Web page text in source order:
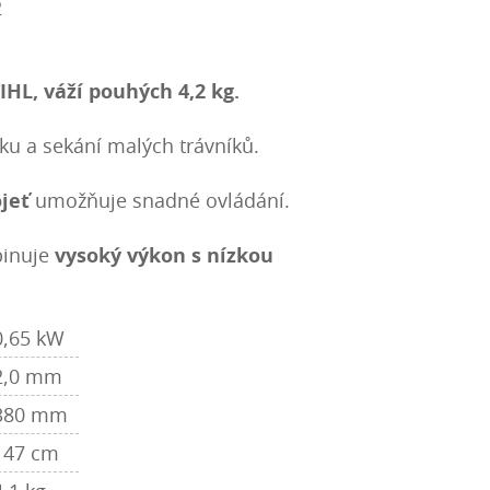
váží pouhých 4,2 kg.
a sekání malých trávníků.
umožňuje snadné ovládání.
vysoký výkon s nízkou
kW
mm
mm
cm